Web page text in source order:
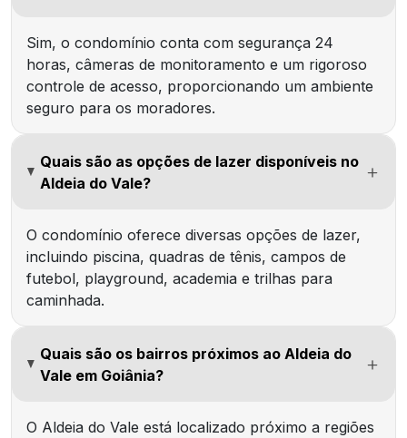
Sim, o condomínio conta com segurança 24
horas, câmeras de monitoramento e um rigoroso
controle de acesso, proporcionando um ambiente
seguro para os moradores.
Quais são as opções de lazer disponíveis no
Aldeia do Vale?
O condomínio oferece diversas opções de lazer,
incluindo piscina, quadras de tênis, campos de
futebol, playground, academia e trilhas para
caminhada.
Quais são os bairros próximos ao Aldeia do
Vale em Goiânia?
O Aldeia do Vale está localizado próximo a regiões